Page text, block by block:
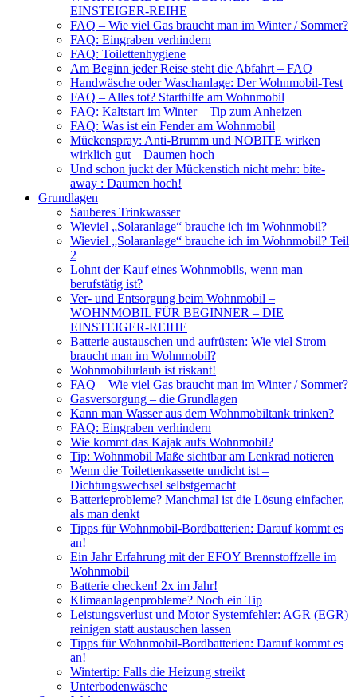
EINSTEIGER-REIHE
FAQ – Wie viel Gas braucht man im Winter / Sommer?
FAQ: Eingraben verhindern
FAQ: Toilettenhygiene
Am Beginn jeder Reise steht die Abfahrt – FAQ
Handwäsche oder Waschanlage: Der Wohnmobil-Test
FAQ – Alles tot? Starthilfe am Wohnmobil
FAQ: Kaltstart im Winter – Tip zum Anheizen
FAQ: Was ist ein Fender am Wohnmobil
Mückenspray: Anti-Brumm und NOBITE wirken
wirklich gut – Daumen hoch
Und schon juckt der Mückenstich nicht mehr: bite-
away : Daumen hoch!
Grundlagen
Sauberes Trinkwasser
Wieviel „Solaranlage“ brauche ich im Wohnmobil?
Wieviel „Solaranlage“ brauche ich im Wohnmobil? Teil
2
Lohnt der Kauf eines Wohnmobils, wenn man
berufstätig ist?
Ver- und Entsorgung beim Wohnmobil –
WOHNMOBIL FÜR BEGINNER – DIE
EINSTEIGER-REIHE
Batterie austauschen und aufrüsten: Wie viel Strom
braucht man im Wohnmobil?
Wohnmobilurlaub ist riskant!
FAQ – Wie viel Gas braucht man im Winter / Sommer?
Gasversorgung – die Grundlagen
Kann man Wasser aus dem Wohnmobiltank trinken?
FAQ: Eingraben verhindern
Wie kommt das Kajak aufs Wohnmobil?
Tip: Wohnmobil Maße sichtbar am Lenkrad notieren
Wenn die Toilettenkassette undicht ist –
Dichtungswechsel selbstgemacht
Batterieprobleme? Manchmal ist die Lösung einfacher,
als man denkt
Tipps für Wohnmobil-Bordbatterien: Darauf kommt es
an!
Ein Jahr Erfahrung mit der EFOY Brennstoffzelle im
Wohnmobil
Batterie checken! 2x im Jahr!
Klimaanlagenprobleme? Noch ein Tip
Leistungsverlust und Motor Systemfehler: AGR (EGR)
reinigen statt austauschen lassen
Tipps für Wohnmobil-Bordbatterien: Darauf kommt es
an!
Wintertip: Falls die Heizung streikt
Unterbodenwäsche